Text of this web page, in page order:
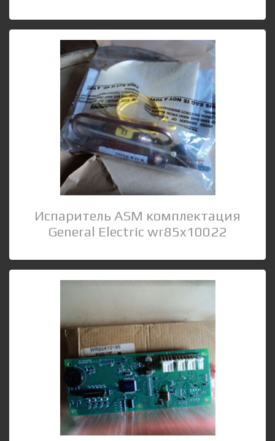
Испаритель ASM комплектация
General Electric wr85x10022